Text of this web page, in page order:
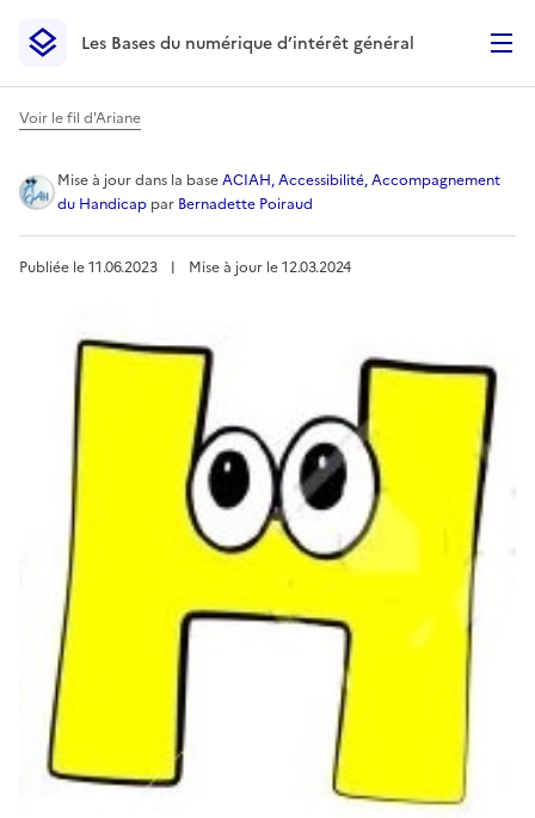
Les Bases du numérique d’intérêt général- Retour à la
Les Bases du numérique d’intérêt général
Voir le fil d'Ariane
Fiches pédagogiques, H
Mise à jourdans la baseACIAH, Accessibilité, Accompagnement
du Handicap par Bernadette Poiraud
Publiée le11.06.2023 ︱ Mise à jour le12.03.2024